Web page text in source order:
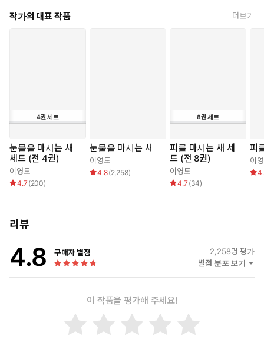
작이라고 볼 수 있다. 작품 전체를 아우르는 단어인 ‘왕’이라는 단
낸다. 제목인 ‘눈물을 마시는 새’라는 뜻은 작품 속에서 ‘백성들이
건은 많은 병력이나 부, 혹은 재능이 아니라 백성들이 슬픔이나
죄책감 등 수많은 고통을 대신 짊어져야 한다는 뜻을 담고 있으
며, 왕이 대신 마셔주는 눈물 덕에 백성들은 잔인해질 수 있고,
얼마든지 남을 핍박하고 전쟁을 일으킬 수 있다는 것이다. 게다
단어인 권력자 ‘왕’에 대해 막연한 환상만을 갖고 있는 인간에게
인간의 상징물로 내세워진 ‘왕’으로 인해 일어날 수 있는 공포를
환상 소설의 특성을 최대한 살려 전한다.
『눈물을 마시는 새』에는 기존 한국 환상 소설들과는 확연히 구
분되는 것이 또 하나가 있다. 기존의 한국 환상 소설들은 미국이
나 일본의 판타지 소설의 영향을 받아 대부분 중세 유럽만을 배
작가의 대표 작품 더보기
4권 세트
눈물을 마시는 새
세트 (전 4권)
이영도
4.7 (200)
눈물을 마시는 새
이영도
4.8(2,258)
8권 세트
피를 마시는 새 세
트 (전 8권)
이영도
4.7 (34)
피
이
리뷰
4.8 구매자 별점 2,258명 평가
별점 분포 보기
이 작품을 평가해 주세요!